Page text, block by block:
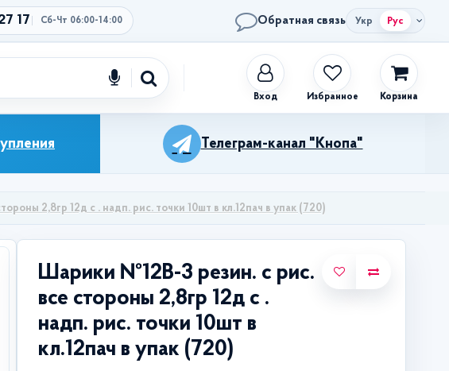
17 Сб-Чт 06:00-14:00 Обратная связь Укр Рус
Избранное Корзина
Телеграм-канал "Кнопа"
2,8гр 12д с . надп. рис. точки 10шт в кл.12пач в упак (720)
Шарики №12В-3 резин. с рис.
все стороны 2,8гр 12д с .
надп. рис. точки 10шт в
кл.12пач в упак (720)